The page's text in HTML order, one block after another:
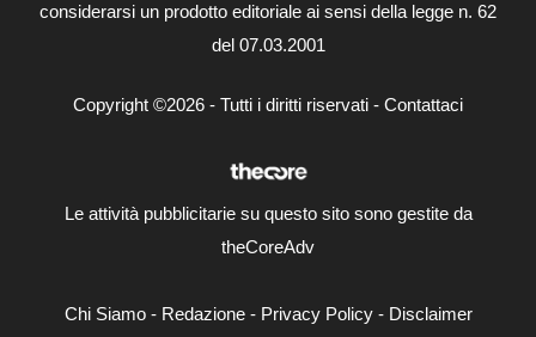
considerarsi un prodotto editoriale ai sensi della legge n. 62
del 07.03.2001
Copyright ©2026 - Tutti i diritti riservati - Contattaci
Le attività pubblicitarie su questo sito sono gestite da
theCoreAdv
Chi Siamo- Redazione- Privacy Policy- Disclaimer